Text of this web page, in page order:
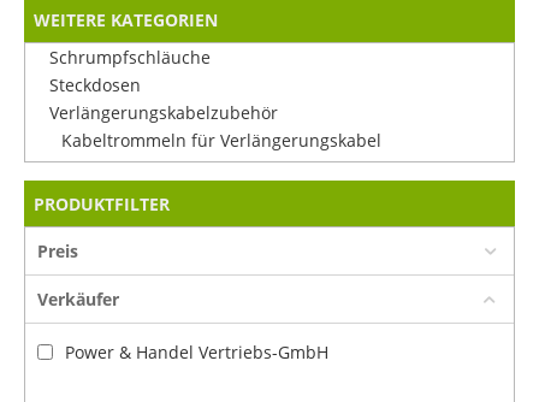
WEITERE KATEGORIEN
Schrumpfschläuche
Steckdosen
Verlängerungskabelzubehör
Kabeltrommeln für Verlängerungskabel
PRODUKTFILTER
Preis
Verkäufer
Power & Handel Vertriebs-GmbH